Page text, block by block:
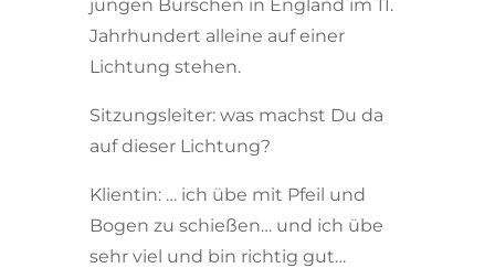
jungen Burschen in England im 11.
Jahrhundert alleine auf einer
Lichtung stehen.
Sitzungsleiter: was machst Du da
auf dieser Lichtung?
Klientin: … ich übe mit Pfeil und
Bogen zu schießen… und ich übe
sehr viel und bin richtig gut…